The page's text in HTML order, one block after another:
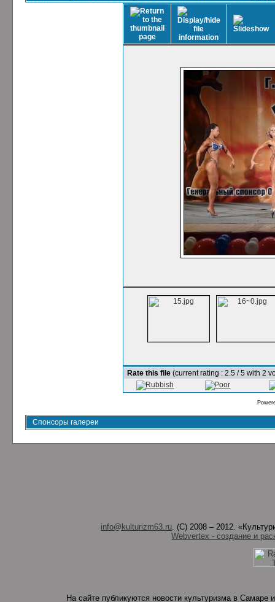
Rate this file (current rating : 2.5 / 5 with 2
Спонсоры галереи
info@kulturizm63.ru. (C) 2008 – 2012.
Webvertex - создание и
На сайте публикуются новости культуризма в